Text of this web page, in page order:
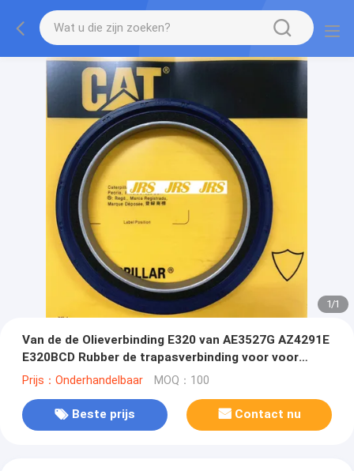
1/1
Van de de Olieverbinding E320 van AE3527G AZ4291E
E320BCD Rubber de trapasverbinding voor voor
S4KT S6K 3066 Motor AZ4291
Prijs：Onderhandelbaar MOQ：100
Beste prijs Contact nu